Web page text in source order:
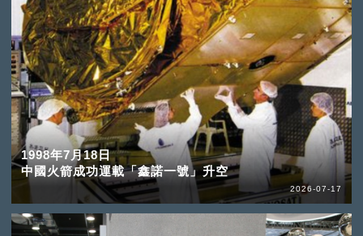
1998年7月18日
中國火箭成功運載「鑫諾一號」升空
2026-07-17